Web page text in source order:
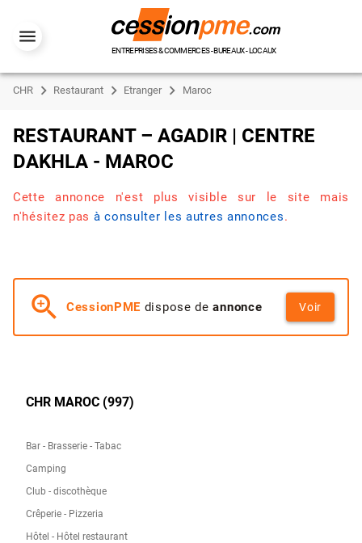
ENTREPRISES & COMMERCES - BUREAUX - LOCAUX
CHR Restaurant Etranger Maroc
RESTAURANT – AGADIR | CENTRE
DAKHLA - MAROC
Cette annonce n'est plus visible sur le site mais
n'hésitez pas à consulter les autres annonces.
zoom_in CessionPME dispose deannonce Voir
CHR MAROC (997)
Bar - Brasserie - Tabac
Camping
Club - discothèque
Crêperie - Pizzeria
Hôtel - Hôtel restaurant